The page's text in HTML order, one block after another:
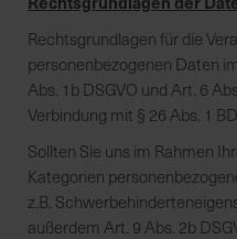
Rechtsgrundlagen für die
personenbezogenen Daten
Abs. 1b DSGVO und Art. 6
Verbindung mit § 26 Abs. 1
Sollten Sie uns im Rahmen
Kategorien
z.B.
außerdem Art. 9 Abs. 2b